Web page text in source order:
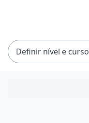
Definir nível e curso